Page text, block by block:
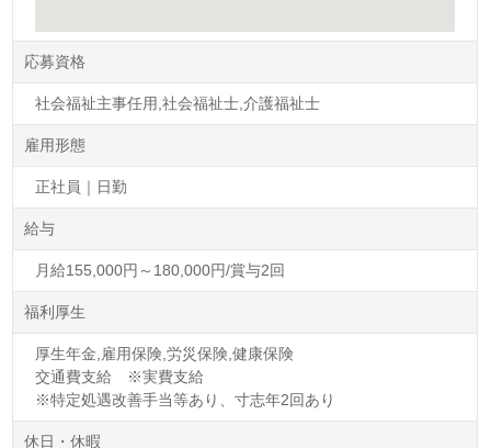
応募資格
社会福祉主事任用,社会福祉士,介護福祉士
雇用形態
正社員｜日勤
給与
月給155,000円～180,000円/賞与2回
福利厚生
厚生年金,雇用保険,労災保険,健康保険
交通費支給 ※実費支給
※特定処遇改善手当等あり、寸志年2回あり
休日・休暇